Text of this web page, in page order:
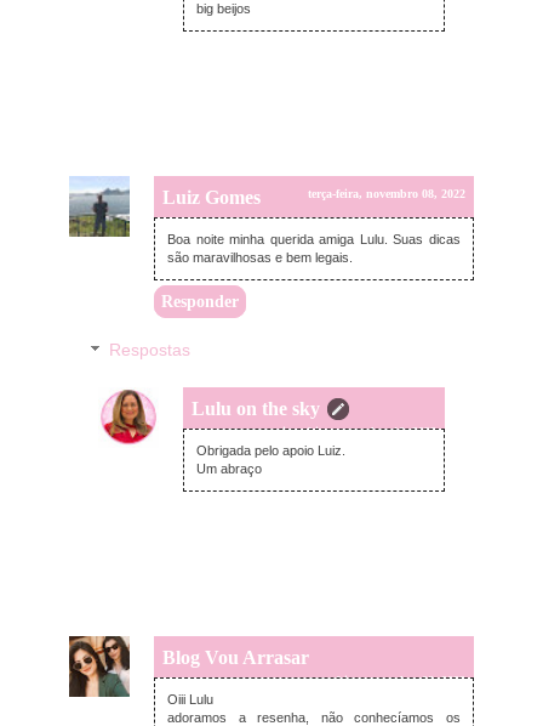
big beijos
Luiz Gomes terça-feira, novembro 08, 2022
Boa noite minha querida amiga Lulu. Suas dicas
são maravilhosas e bem legais.
Responder
Respostas
Lulu on the sky
quinta-feira, novembro 10, 2022
Obrigada pelo apoio Luiz.
Um abraço
Blog Vou Arrasar
terça-feira, novembro 08, 2022
Oiii Lulu
adoramos a resenha, não conhecíamos os